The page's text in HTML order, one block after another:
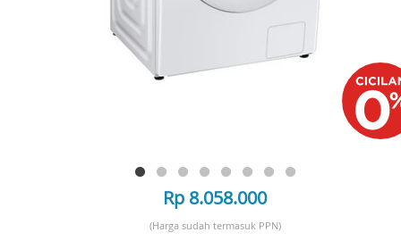
Rp 8.058.000
(Harga sudah termasuk PPN)